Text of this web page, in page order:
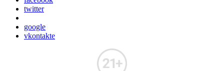
twitter
google
vkontakte